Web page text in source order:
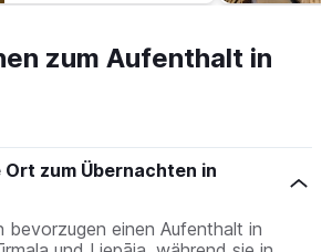
zum Aufenthalt in
zum Übernachten in
bevorzugen einen Aufenthalt in